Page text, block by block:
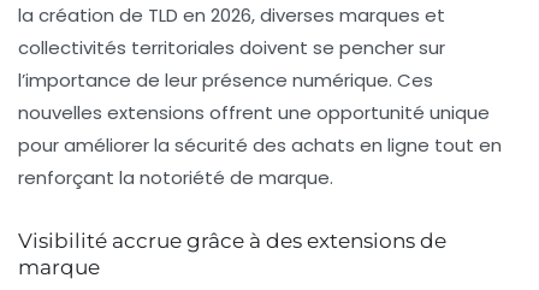
la création de TLD en 2026, diverses marques et
collectivités territoriales doivent se pencher sur
l’importance de leur présence numérique. Ces
nouvelles extensions offrent une opportunité unique
pour améliorer la sécurité des achats en ligne tout en
renforçant la notoriété de marque.
Visibilité accrue grâce à des extensions de
marque